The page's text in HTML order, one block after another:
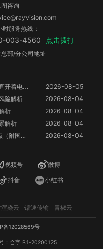
云渲染可以关机吗？提交任务后还要一直开着电脑吗？
2026-08-05
险解析
2026-08-04
析
2026-08-04
解析
2026-08-04
2026第13届世界渲染大赛参赛规则盘点（附国人参赛福利）
2026-08-04
咨询
时服务热线：
003-4560 点击拨打
部/分公司地址
视频号
微博
抖音 小红书
染云 镭速传输 青椒云
备12028569号
：合字 B1-20200125